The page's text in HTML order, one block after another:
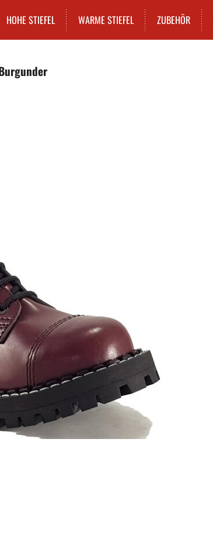
HOHE STIEFEL WARME STIEFEL ZUBEHÖR